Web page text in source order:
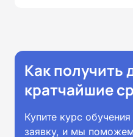
Как получить
кратчайшие
Купите курс
заявку, и мы